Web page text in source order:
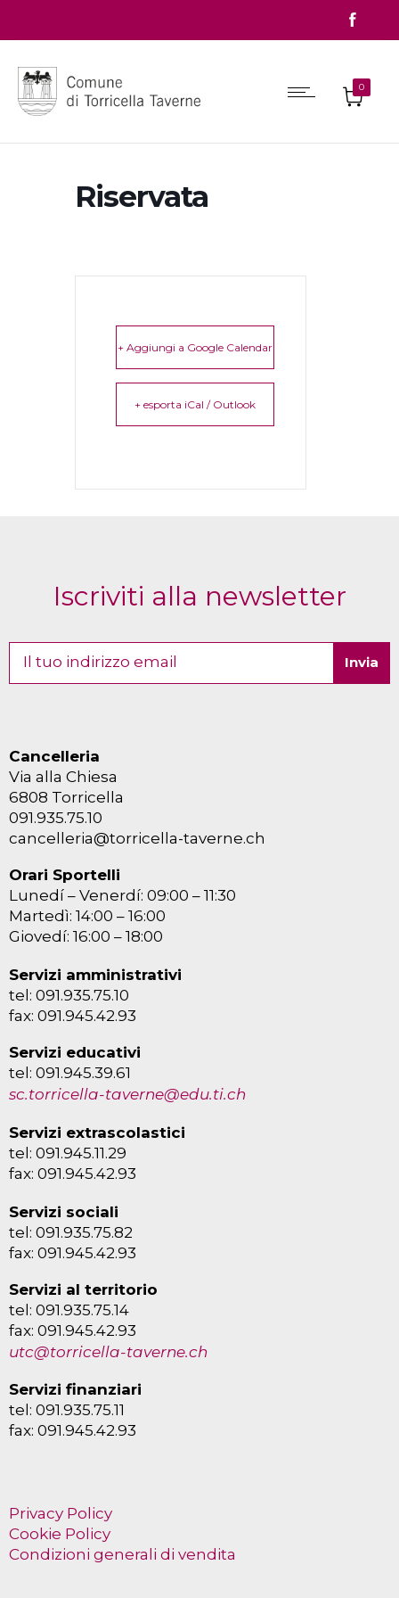
0
Riservata
+ Aggiungi a Google Calendar
+ esporta iCal / Outlook
Iscriviti alla newsletter
Cancelleria
Via alla Chiesa
6808 Torricella
091.935.75.10
cancelleria@torricella-taverne.ch
Orari Sportelli
Lunedí – Venerdí: 09:00 – 11:30
Martedì: 14:00 – 16:00
Giovedí: 16:00 – 18:00
Servizi amministrativi
tel: 091.935.75.10
fax: 091.945.42.93
Servizi educativi
tel: 091.945.39.61
sc.torricella-taverne@edu.ti.ch
Servizi extrascolastici
tel: 091.945.11.29
fax: 091.945.42.93
Servizi sociali
tel: 091.935.75.82
fax: 091.945.42.93
Servizi al territorio
tel: 091.935.75.14
fax: 091.945.42.93
utc@torricella-taverne.ch
Servizi finanziari
tel: 091.935.75.11
fax: 091.945.42.93
Privacy Policy
Cookie Policy
Condizioni generali di vendita